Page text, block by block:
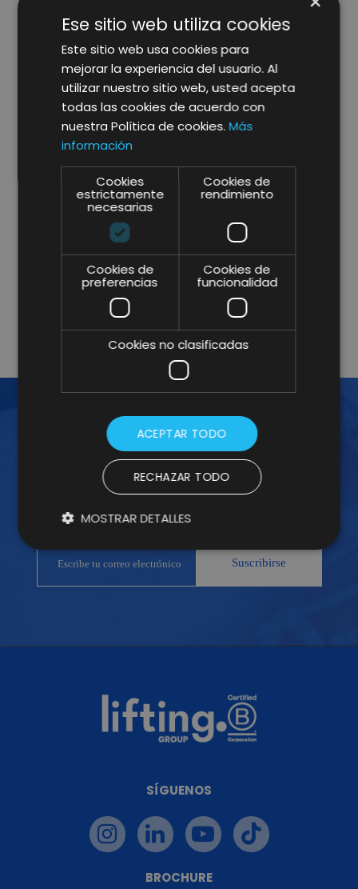
5. Política de Privacidad y Protección
El tratamiento de los datos personales de los
usuarios se regirá por lo establecido en laPolítica
de Privacidad, disponible en este sitio web.
6. Legislación Aplicable y Jurisdicción
El presente Aviso Legal se rige por la legislación
española. Para cualquier controversia que pudiera
derivarse del acceso o uso de este sitio web, el
usuario y Lifting Group acuerdan someterse
expresamente a los juzgados y tribunales del
domicilio del titular del sitio web, salvo que la
normativa aplicable disponga otra cosa.
¡ÚNETE A LA NEWSLETTER!
Suscríbete a nuestra Newsletter y no te
pierdas nuestros insights
SÍGUENOS
BROCHURE
Ese sitio web utiliza cookies
Este sitio web usa cookies para
mejorar la experiencia del usuario. Al
utilizar nuestro sitio web, usted acepta
todas las cookies de acuerdo con
nuestra Política de cookies.Más
información
Cookies
estrictamente
necesarias
Cookies de
rendimiento
Cookies de
preferencias
Cookies de
funcionalidad
Cookies no clasificadas
ACEPTAR TODO
RECHAZAR TODO
MOSTRAR DETALLES